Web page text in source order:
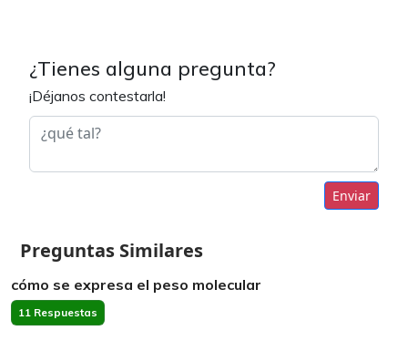
¿Tienes alguna pregunta?
¡Déjanos contestarla!
Enviar
Preguntas Similares
cómo se expresa el peso molecular
11 Respuestas